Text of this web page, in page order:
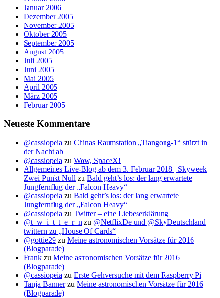
Januar 2006
Dezember 2005
November 2005
Oktober 2005
September 2005
August 2005
Juli 2005
Juni 2005
Mai 2005
April 2005
März 2005
Februar 2005
Neueste Kommentare
@cassiopeia zu Chinas Raumstation „Tiangong-1“ stürzt in
der Nacht ab
@cassiopeia zu Wow, SpaceX!
Allgemeines Live-Blog ab dem 3. Februar 2018 | Skyweek
Zwei Punkt Null zu Bald geht’s los: der lang erwartete
Jungfernflug der „Falcon Heavy“
@cassiopeia zu Bald geht’s los: der lang erwartete
Jungfernflug der „Falcon Heavy“
@cassiopeia zu Twitter – eine Liebeserklärung
@t_w_i_t_t_e_r_n zu @NetflixDe und @SkyDeutschland
twittern zu „House Of Cards“
@gottie29 zu Meine astronomischen Vorsätze für 2016
(Blogparade)
Frank zu Meine astronomischen Vorsätze für 2016
(Blogparade)
@cassiopeia zu Erste Gehversuche mit dem Raspberry Pi
Tanja Bannerzu Meine astronomischen Vorsätze für 2016
(Blogparade)